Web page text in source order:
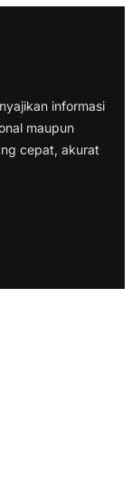
informasi
maupun
cepat, akurat